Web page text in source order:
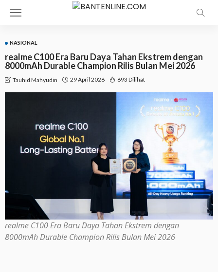
NASIONAL
realme C100 Era Baru Daya Tahan Ekstrem dengan
8000mAh Durable Champion Rilis Bulan Mei 2026
Tauhid Mahyudin 29 April 2026 693 Dilihat
realme C100 Era Baru Daya Tahan Ekstrem dengan
8000mAh Durable Champion Rilis Bulan Mei 2026